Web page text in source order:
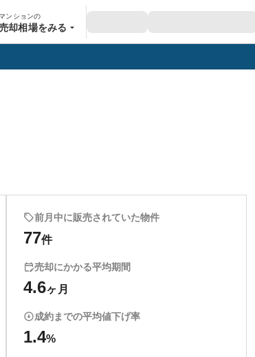
ンションの
却相場をみる
前月中に販売されていた物件
77件
売却にかかる平均期間
4.6ヶ月
成約までの平均値下げ率
1.4%